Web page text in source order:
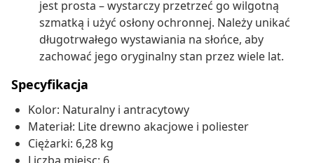
jest prosta – wystarczy przetrzeć go wilgotną
szmatką i użyć osłony ochronnej. Należy unikać
długotrwałego wystawiania na słońce, aby
zachować jego oryginalny stan przez wiele lat.
Specyfikacja
Kolor: Naturalny i antracytowy
Materiał: Lite drewno akacjowe i poliester
Ciężarki: 6,28 kg